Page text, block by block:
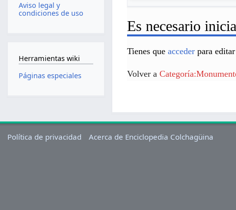
Es necesario
Tienes queacceder para
Volver a
Aviso legal y
condiciones de uso
Herramientas wiki
Páginas especiales
Política de privacidad Acerca de Enciclopedia Colchagüina